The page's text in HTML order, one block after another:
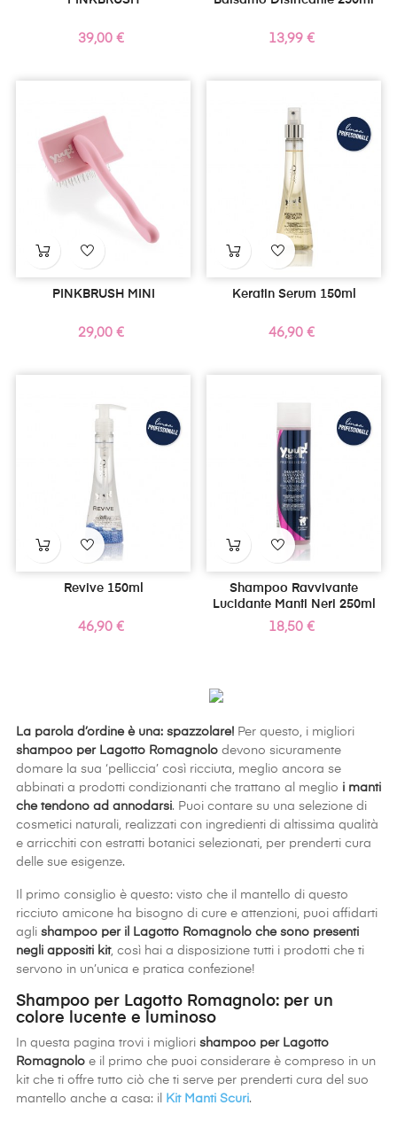
Prezzo
39,00 € Prezzo
13,99 €
PINKBRUSH MINI
Prezzo
29,00 €
Keratin Serum 150ml
Prezzo
46,90 €
Revive 150ml
Prezzo
46,90 €
Shampoo Ravvivante
Lucidante Manti Neri 250ml
Prezzo
18,50 €
La parola d’ordine è una: spazzolare! Per questo, i migliori
shampoo per Lagotto Romagnolo devono sicuramente
domare la sua ‘pelliccia’ così ricciuta, meglio ancora se
abbinati a prodotti condizionanti che trattano al meglio i manti
che tendono ad annodarsi. Puoi contare su una selezione di
cosmetici naturali, realizzati con ingredienti di altissima qualità
e arricchiti con estratti botanici selezionati, per prenderti cura
delle sue esigenze.
Il primo consiglio è questo: visto che il mantello di questo
ricciuto amicone ha bisogno di cure e attenzioni, puoi affidarti
agli shampoo per il Lagotto Romagnolo che sono presenti
negli appositi kit, così hai a disposizione tutti i prodotti che ti
servono in un’unica e pratica confezione!
Shampoo per Lagotto Romagnolo: per un
colore lucente e luminoso
In questa pagina trovi i migliori shampoo per Lagotto
Romagnolo e il primo che puoi considerare è compreso in un
kit che ti offre tutto ciò che ti serve per prenderti cura del suo
mantello anche a casa: il
Kit Manti Scuri.